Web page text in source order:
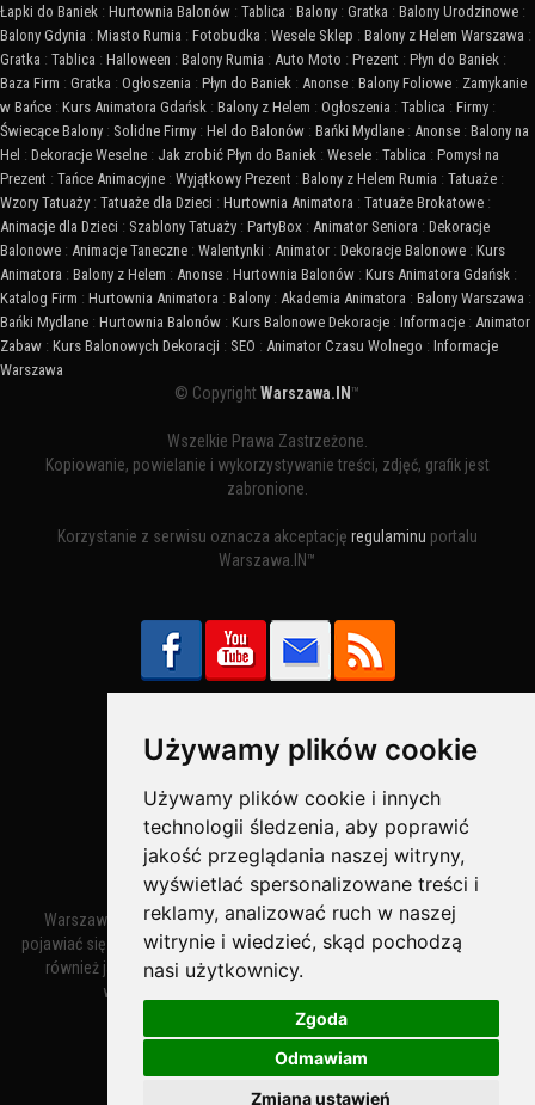
Używamy plików cookie
Używamy plików cookie i innych
technologii śledzenia, aby poprawić
jakość przeglądania naszej witryny,
wyświetlać spersonalizowane treści i
reklamy, analizować ruch w naszej
witrynie i wiedzieć, skąd pochodzą
nasi użytkownicy.
Zgoda
Odmawiam
Zmiana ustawień
Łapki do Baniek : Hurtownia Balonów : Tablica : Balony : Gratka : Balony Urodzinowe :
Balony Gdynia : Miasto Rumia : Fotobudka : Wesele Sklep : Balony z Helem Warszawa :
Gratka : Tablica : Halloween : Balony Rumia : Auto Moto : Prezent : Płyn do Baniek :
Baza Firm : Gratka : Ogłoszenia : Płyn do Baniek : Anonse : Balony Foliowe : Zamykanie
w Bańce : Kurs Animatora Gdańsk : Balony z Helem : Ogłoszenia : Tablica : Firmy :
Świecące Balony : Solidne Firmy : Hel do Balonów : Bańki Mydlane : Anonse : Balony na
Hel : Dekoracje Weselne : Jak zrobić Płyn do Baniek : Wesele : Tablica : Pomysł na
Prezent : Tańce Animacyjne : Wyjątkowy Prezent : Balony z Helem Rumia : Tatuaże :
Wzory Tatuaży : Tatuaże dla Dzieci : Hurtownia Animatora : Tatuaże Brokatowe :
Animacje dla Dzieci : Szablony Tatuaży : PartyBox : Animator Seniora : Dekoracje
Balonowe : Animacje Taneczne : Walentynki : Animator : Dekoracje Balonowe : Kurs
Animatora : Balony z Helem : Anonse : Hurtownia Balonów : Kurs Animatora Gdańsk :
Katalog Firm : Hurtownia Animatora : Balony : Akademia Animatora : Balony Warszawa :
Bańki Mydlane : Hurtownia Balonów : Kurs Balonowe Dekoracje : Informacje : Animator
Zabaw : Kurs Balonowych Dekoracji : SEO : Animator Czasu Wolnego : Informacje
Warszawa
© CopyrightWarszawa.IN ™
Wszelkie Prawa Zastrzeżone.
Kopiowanie, powielanie i wykorzystywanie treści, zdjęć, grafik jest
zabronione.
Korzystanie z serwisu oznacza akceptację regulaminu portalu
Warszawa.IN™
Bezpieczne Płatności obsługuje:
Warszawa – miasto stołeczne Warszawa. Nazwa miasta zaczęła
pojawiać się w dokumentach w XIV wieku jako Warszewa, a od XV wieku
również jako Warszowa. Zmiana nazwy na Warszawa w XV wieku
wynikała z mazowieckiej wymowy dialektycznej.